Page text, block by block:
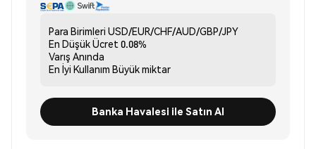
Para Birimleri USD/EUR/CHF/AUD/GBP/JPY
En Düşük Ücret 0.08%
Varış Anında
En İyi Kullanım Büyük miktar
Banka Havalesi ile Satın Al